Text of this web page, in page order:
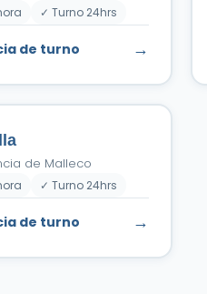
✓ Turno 24hrs
de turno →
de Malleco
✓ Turno 24hrs
de turno →